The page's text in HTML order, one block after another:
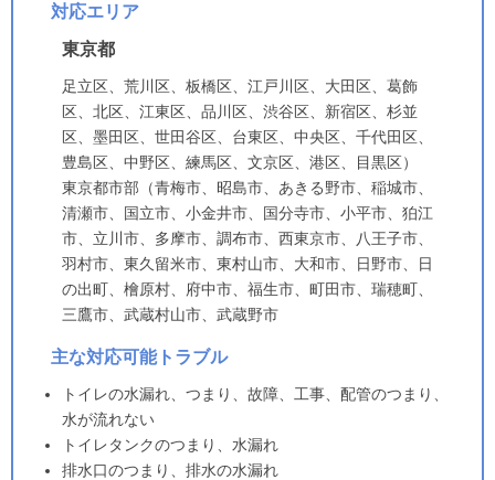
対応エリア
東京都
足立区、荒川区、板橋区、江戸川区、大田区、葛飾
区、北区、江東区、品川区、渋谷区、新宿区、杉並
区、墨田区、世田谷区、台東区、中央区、千代田区、
豊島区、中野区、練馬区、文京区、港区、目黒区）
東京都市部（青梅市、昭島市、あきる野市、稲城市、
清瀬市、国立市、小金井市、国分寺市、小平市、狛江
市、立川市、多摩市、調布市、西東京市、八王子市、
羽村市、東久留米市、東村山市、大和市、日野市、日
の出町、檜原村、府中市、福生市、町田市、瑞穂町、
三鷹市、武蔵村山市、武蔵野市
主な対応可能トラブル
トイレの水漏れ、つまり、故障、工事、配管のつまり、
水が流れない
トイレタンクのつまり、水漏れ
排水口のつまり、排水の水漏れ